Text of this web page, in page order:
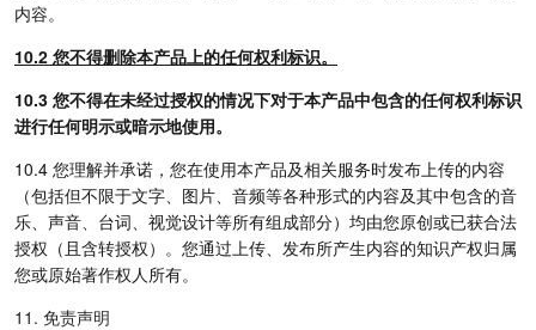
内容。
10.2 您不得删除本产品上的任何权利标识。
10.3 您不得在未经过授权的情况下对于本产品中包含的任何权利标识
进行任何明示或暗示地使用。
10.4 您理解并承诺，您在使用本产品及相关服务时发布上传的内容
（包括但不限于文字、图片、音频等各种形式的内容及其中包含的音
乐、声音、台词、视觉设计等所有组成部分）均由您原创或已获合法
授权（且含转授权）。您通过上传、发布所产生内容的知识产权归属
您或原始著作权人所有。
11. 免责声明